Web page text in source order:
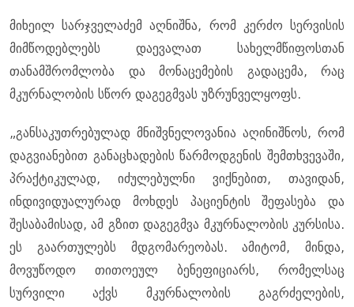
მიხეილ სარჯველაძემ აღნიშნა, რომ კერძო სერვისის
მიმწოდებლებს დაევალათ სახელმწიფოსთან
თანამშრომლობა და მონაცემების გადაცემა, რაც
მკურნალობის სწორ დაგეგმვას უზრუნველყოფს.
„განსაკუთრებულად მნიშვნელოვანია აღინიშნოს, რომ
დაგვიანებით განაცხადების წარმოდგენის შემთხვევაში,
პრაქტიკულად, იძულებულნი ვიქნებით, თავიდან,
ინდივიდუალურად მოხდეს პაციენტის შეფასება და
შესაბამისად, ამ გზით დაგეგმვა მკურნალობის კურსისა.
ეს გაართულებს მდგომარეობას. ამიტომ, მინდა,
მოვუწოდო თითოეულ ბენეფიციარს, რომელსაც
სურვილი აქვს მკურნალობის გაგრძელების,